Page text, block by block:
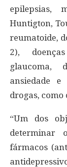
epilepsias,
Huntigton,
reumatoide,
2),
glaucoma,
ansiedade
drogas, como
“Um dos
determinar
fármacos